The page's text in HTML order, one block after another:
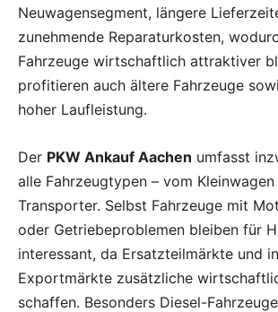
Neuwagensegment, längere
zunehmende Reparaturkosten,
Fahrzeuge wirtschaftlich attraktiver
profitieren auch ältere Fahrzeuge
hoher Laufleistung.
Der PKW Ankauf Aachen umfasst
alle Fahrzeugtypen – vom
Transporter. Selbst Fahrzeuge mit
oder Getriebeproblemen bleiben für
interessant, da Ersatzteilmärkte und
Exportmärkte zusätzliche
schaffen. Besonders Diesel-